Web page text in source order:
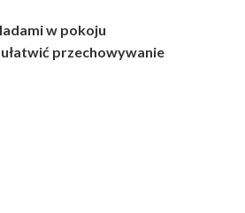
w pokoju
przechowywanie